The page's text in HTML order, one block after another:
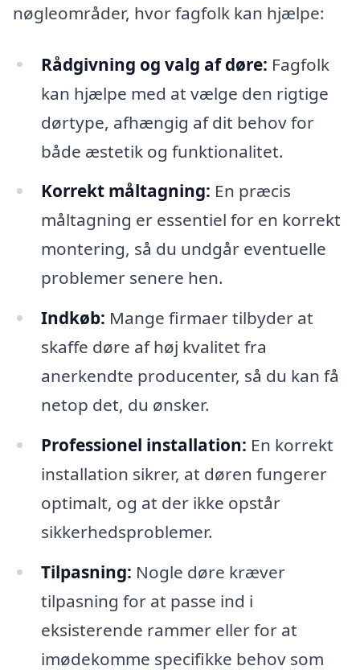
nøgleområder, hvor fagfolk kan hjælpe:
Rådgivning og valg af døre: Fagfolk
kan hjælpe med at vælge den rigtige
dørtype, afhængig af dit behov for
både æstetik og funktionalitet.
Korrekt måltagning: En præcis
måltagning er essentiel for en korrekt
montering, så du undgår eventuelle
problemer senere hen.
Indkøb: Mange firmaer tilbyder at
skaffe døre af høj kvalitet fra
anerkendte producenter, så du kan få
netop det, du ønsker.
Professionel installation: En korrekt
installation sikrer, at døren fungerer
optimalt, og at der ikke opstår
sikkerhedsproblemer.
Tilpasning: Nogle døre kræver
tilpasning for at passe ind i
eksisterende rammer eller for at
imødekomme specifikke behov som